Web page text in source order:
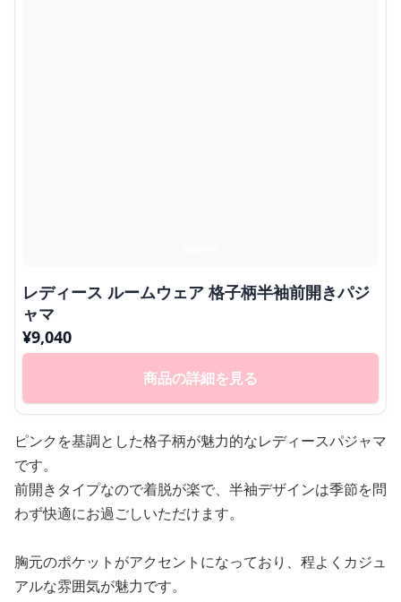
レディース ルームウェア 格子柄半袖前開きパジ
ャマ
¥9,040
商品の詳細を見る
ピンクを基調とした格子柄が魅力的なレディースパジャマ
です。
前開きタイプなので着脱が楽で、半袖デザインは季節を問
わず快適にお過ごしいただけます。
胸元のポケットがアクセントになっており、程よくカジュ
アルな雰囲気が魅力です。